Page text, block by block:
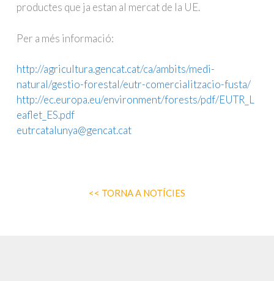
productes que ja estan al mercat de la UE.
Per a més informació:
http://agricultura.gencat.cat/ca/ambits/medi-
natural/gestio-forestal/eutr-comercialitzacio-fusta/
http://ec.europa.eu/environment/forests/pdf/EUTR_L
eaflet_ES.pdf
eutrcatalunya@gencat.cat
<< TORNA A NOTÍCIES